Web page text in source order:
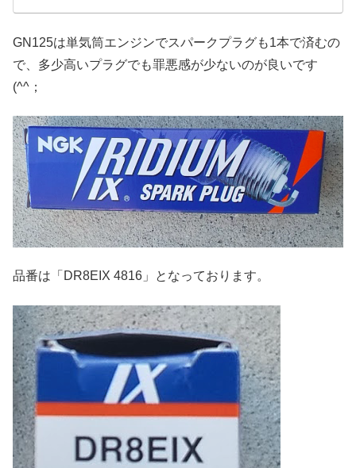
GN125は単気筒エンジンでスパークプラグも1本で済むの
で、多少高いプラグでも罪悪感が少ないのが良いです
(^^；
品番は「DR8EIX 4816」となっております。